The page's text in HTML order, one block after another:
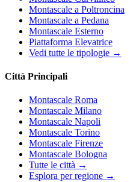
Montascale a Poltroncina
Montascale a Pedana
Montascale Esterno
Piattaforma Elevatrice
Vedi tutte le tipologie →
Città Principali
Montascale Roma
Montascale Milano
Montascale Napoli
Montascale Torino
Montascale Firenze
Montascale Bologna
Tutte le città →
Esplora per regione →